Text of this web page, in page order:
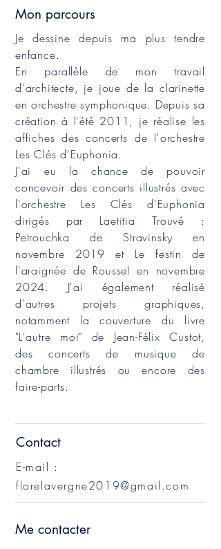
Mon parcours
Je dessine depuis ma plus tendre
enfance.
En parallèle de mon travail
d'architecte, je joue de la clarinette
en orchestre symphonique. Depuis sa
création à l'été 2011, je réalise les
affiches des concerts de l'orchestre
Les Clés d'Euphonia.
J'ai eu la chance de pouvoir
concevoir des concerts illustrés avec
l'orchestre Les Clés d'Euphonia
dirigés par Laetitia Trouvé :
Petrouchka de Stravinsky en
novembre 2019 et Le festin de
l'araignée de Roussel en novembre
2024. J'ai également réalisé
d'autres projets graphiques,
notamment la couverture du livre
"L'autre moi" de Jean-Félix Custot,
des concerts de musique de
chambre illustrés ou encore des
faire-parts.
Contact
E-mail :
florelavergne2019@gmail.com
Me contacter